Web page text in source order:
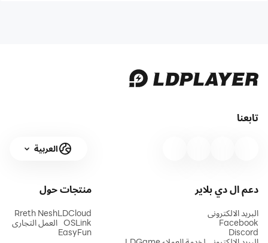
تابعنا
العربية
دعم ال دي بلاير
البريد الالكتروني
Facebook
Discord
منتجات
LDCloud
OSLink
EasyFun
حول
Rreth Nesh
العمل التجاري